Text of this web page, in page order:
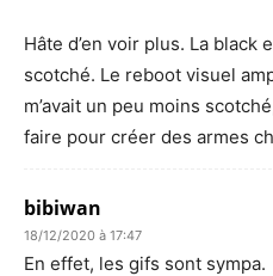
Hâte d’en voir plus. La black
scotché. Le reboot visuel
m’avait un peu moins
faire pour créer des armes
bibiwan
18/12/2020 à 17:47
En effet, les gifs sont sympa.